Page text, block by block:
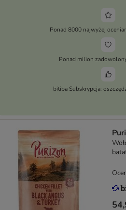
Ponad 8000 najwyżej
Ponad milion
bitiba Subskrypcja: